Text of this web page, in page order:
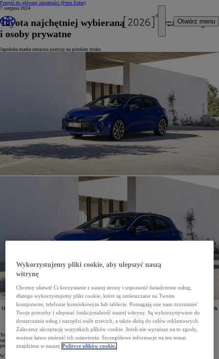
Przejdź do głównej zawartości (Press Enter)
Otwórz menu
7 sierpnia 2024
Toyota najchętniej wybieraną marką przez firmy
i osoby prywatne
Japońska marka umacnia pozycję na polskim rynku
Od stycznia do lipca 2024 roku w Polsce zarejestrowano 63 559 samochodów osobowych i dostawczych
Toyoty. To o 18% więcej niż w tym samym okresie roku ubiegłego. Pojazdy marki cieszą się dużą
popularnością zarówno wśród osób prywatnych, jak i firm. Najczęściej rejestrowanym modelem
w Polsce w 2024 roku jest Corolla.
Toyota umocniła swoją pozycję na polskim rynku, rejestrując od stycznia do lipca 2024 roku 63 559
samochodów osobowych i dostawczych. Jest to wynik o 18% lepszy niż rok wcześniej. Dwóch kolejnych
producentów w zestawieniu zanotowało łącznie mniejszą liczbę rejestracji od Toyoty.
W lipcu br. na polskie drogi wyjechało 7830 Toyot (+18%). Marka była zdecydowanym liderem zarówno
Wykorzystujemy pliki cookie, aby ulepszyć naszą
witrynę
Chcemy ułatwić Ci korzystanie z naszej strony i usprawnić świadczenie usług,
dlatego wykorzystujemy pliki cookie, które są umieszczane na Twoim
komputerze, telefonie komórkowym lub tablecie. Pomagają one nam zrozumieć
Twoje potrzeby i ulepszać funkcjonalność naszej witryny. Są wykorzystywane do
dostarczania usług i narzędzi osób trzecich, a także służą do celów reklamowych.
Zalecamy akceptację wszystkich plików cookie. Jeżeli nie wyrażasz na to zgody,
możesz łatwo zmienić ich ustawienia. Szczegółowe informacje na ten temat
znajdziesz w naszej Polityce plików cookie.